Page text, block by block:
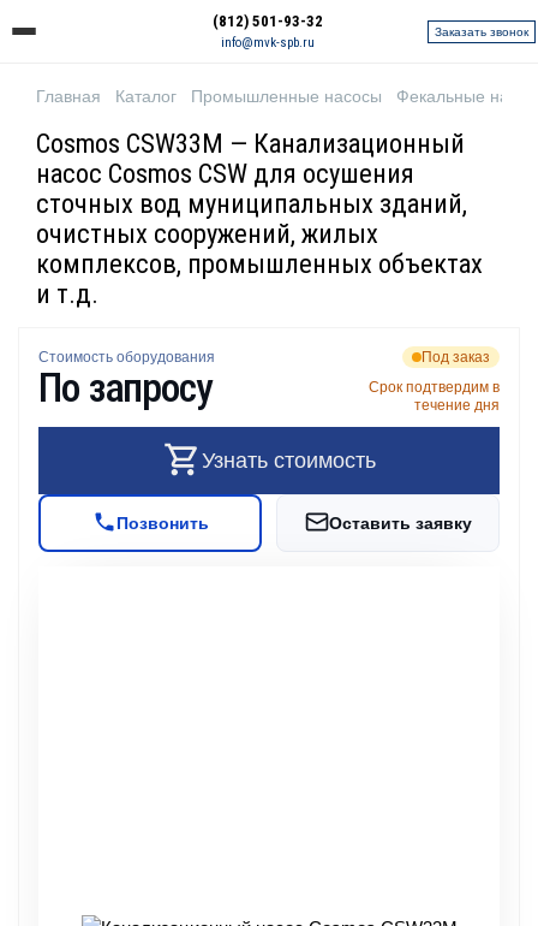
(812) 501-93-32
info@mvk-spb.ru
Заказать звонок
Главная Каталог Промышленные насосы Фекальные
Cosmos CSW33M — Канализационный
насос Cosmos CSW для осушения
сточных вод муниципальных зданий,
очистных сооружений, жилых
комплексов, промышленных объектах
и т.д.
Стоимость оборудования
По запросу
Под заказ
Срок подтвердим в
течение дня
Узнать стоимость
Позвонить Оставить заявку